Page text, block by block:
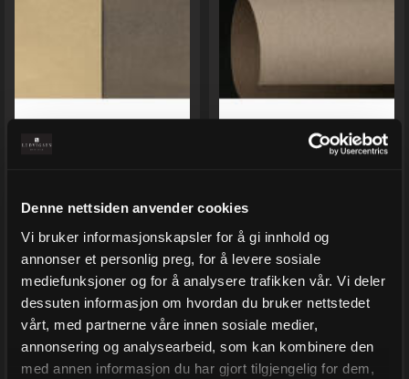
Denne nettsiden anvender cookies
Vi bruker informasjonskapsler for å gi innhold og
annonser et personlig preg, for å levere sosiale
mediefunksjoner og for å analysere trafikken vår. Vi deler
dessuten informasjon om hvordan du bruker nettstedet
vårt, med partnerne våre innen sosiale medier,
annonsering og analysearbeid, som kan kombinere den
med annen informasjon du har gjort tilgjengelig for dem,
Gavepapir, 2 sidig Army
2042-55
878,00
Eks.Mva
Kjøp
Gavepapir, 2 sidig
charcole/toffie (2)
878,00
Eks.Mva
Kjøp